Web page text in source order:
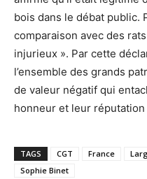
bois dans le débat public.
comparaison avec des
injurieux ». Par cette
l’ensemble des grands
de valeur négatif qui
honneur et leur réputation
TAGS CGT France
Sophie Binet